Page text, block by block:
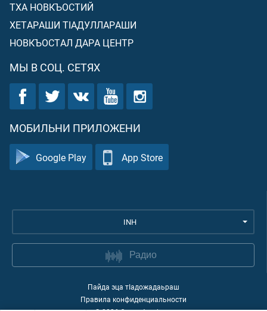
ТХА НОВКЪОСТИЙ
ХЕТАРАШИ ТIАДУЛЛАРАШИ
НОВКЪОСТАЛ ДАРА ЦЕНТР
МЫ В СОЦ. СЕТЯХ
МОБИЛЬНИ ПРИЛОЖЕНИ
Google Play App Store
INH
Радио
Пайда эца тIадожадаьраш
Правила конфиденциальности